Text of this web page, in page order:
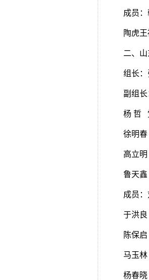
成员
陶虎
二、
组长：
副组
杨 哲
徐明
高立
鲁天
成员
于洪
陈保
马玉
杨春